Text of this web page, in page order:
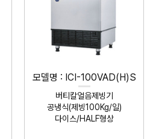
모델명 : ICI-100VAD(H)S
버티칼얼음제빙기
공냉식(제빙100Kg/일)
다이스/HALF형상